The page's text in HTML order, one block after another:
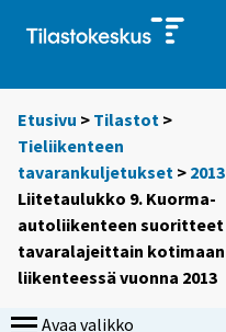
Etusivu > Tilastot >
Tieliikenteen
tavarankuljetukset > 2013
Liitetaulukko 9. Kuorma-
autoliikenteen suoritteet
tavaralajeittain kotimaan
liikenteessä vuonna 2013
Avaa valikko